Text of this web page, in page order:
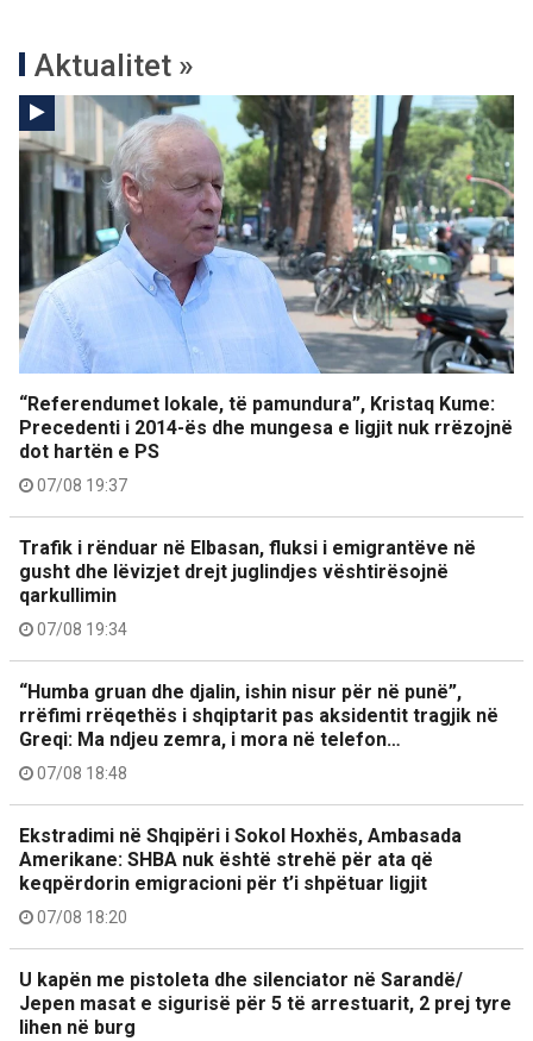
Aktualitet »
“Referendumet lokale, të pamundura”, Kristaq Kume:
Precedenti i 2014-ës dhe mungesa e ligjit nuk rrëzojnë
dot hartën e PS
07/08 19:37
Trafik i rënduar në Elbasan, fluksi i emigrantëve në
gusht dhe lëvizjet drejt juglindjes vështirësojnë
qarkullimin
07/08 19:34
“Humba gruan dhe djalin, ishin nisur për në punë”,
rrëfimi rrëqethës i shqiptarit pas aksidentit tragjik në
Greqi: Ma ndjeu zemra, i mora në telefon…
07/08 18:48
Ekstradimi në Shqipëri i Sokol Hoxhës, Ambasada
Amerikane: SHBA nuk është strehë për ata që
keqpërdorin emigracioni për t’i shpëtuar ligjit
07/08 18:20
U kapën me pistoleta dhe silenciator në Sarandë/
Jepen masat e sigurisë për 5 të arrestuarit, 2 prej tyre
lihen në burg